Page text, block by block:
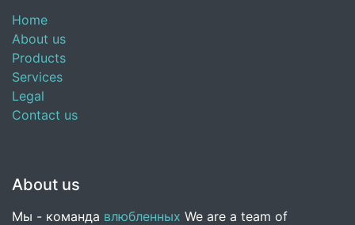
Home
About us
Products
Services
Legal
Contact us
About us
Мы - команда влюбленных We are a team of